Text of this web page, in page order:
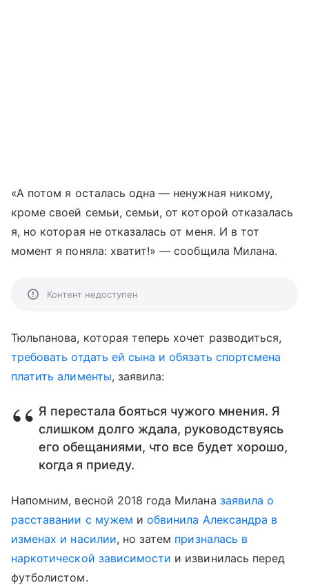
«А потом я осталась одна — ненужная никому,
кроме своей семьи, семьи, от которой отказалась
я, но которая не отказалась от меня. И в тот
момент я поняла: хватит!» — сообщила Милана.
Контент недоступен
Тюльпанова, которая теперь хочет разводиться,
требовать отдать ей сына и обязать спортсмена
платить алименты, заявила:
Я перестала бояться чужого мнения. Я
слишком долго ждала, руководствуясь
его обещаниями, что все будет хорошо,
когда я приеду.
Напомним, весной 2018 года Милана заявила о
расставании с мужем иобвинила Александра в
изменах и насилии, но затем призналась в
наркотической зависимости и извинилась перед
футболистом.